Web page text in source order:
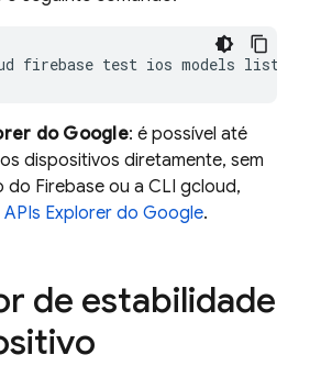
firebase test ios models list
do Google: é possível até
dispositivos diretamente, sem
do Firebase ou a CLI gcloud,
APIs Explorer do Google.
de estabilidade